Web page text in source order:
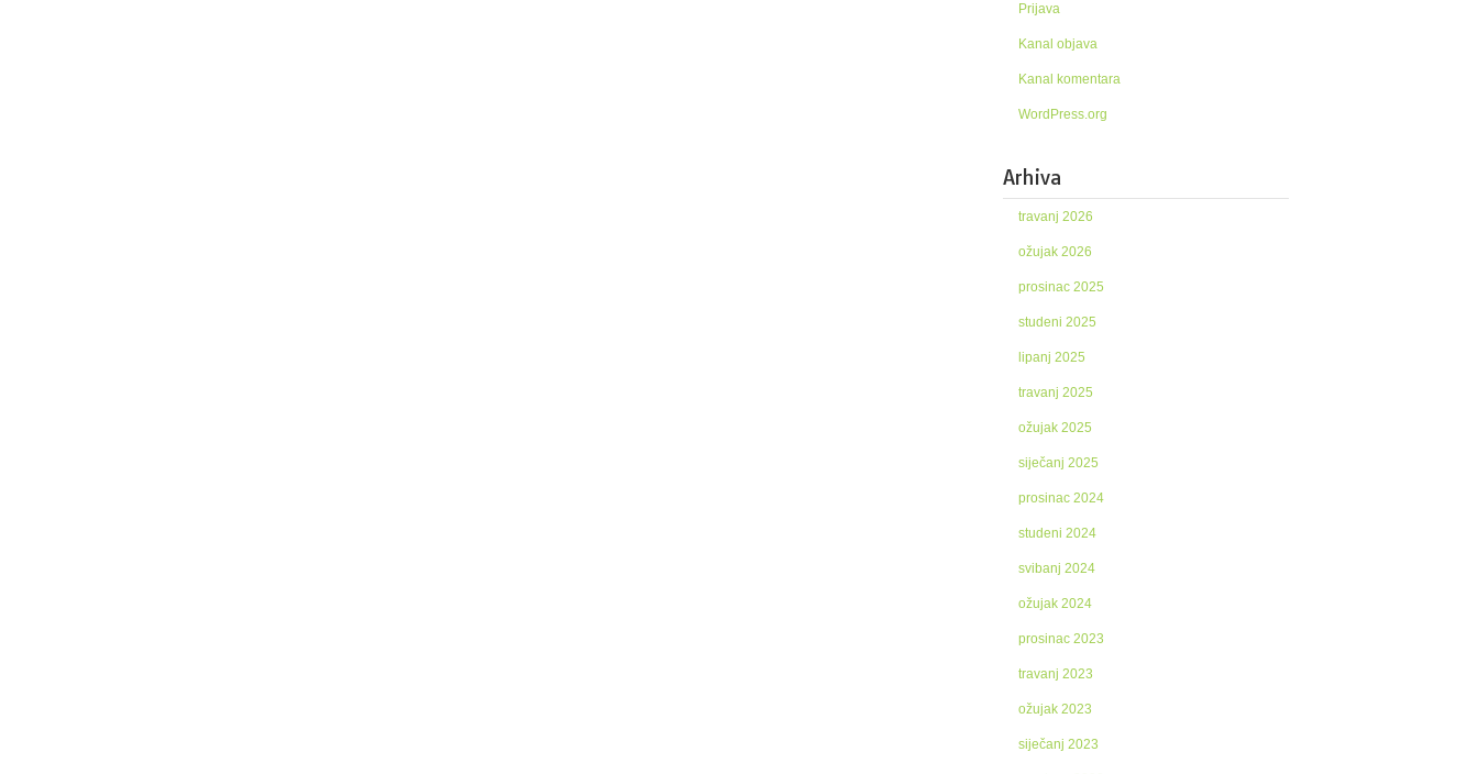
Prijava
Kanal objava
Kanal komentara
WordPress.org
Arhiva
travanj 2026
ožujak 2026
prosinac 2025
studeni 2025
lipanj 2025
travanj 2025
ožujak 2025
siječanj 2025
prosinac 2024
studeni 2024
svibanj 2024
ožujak 2024
prosinac 2023
travanj 2023
ožujak 2023
siječanj 2023